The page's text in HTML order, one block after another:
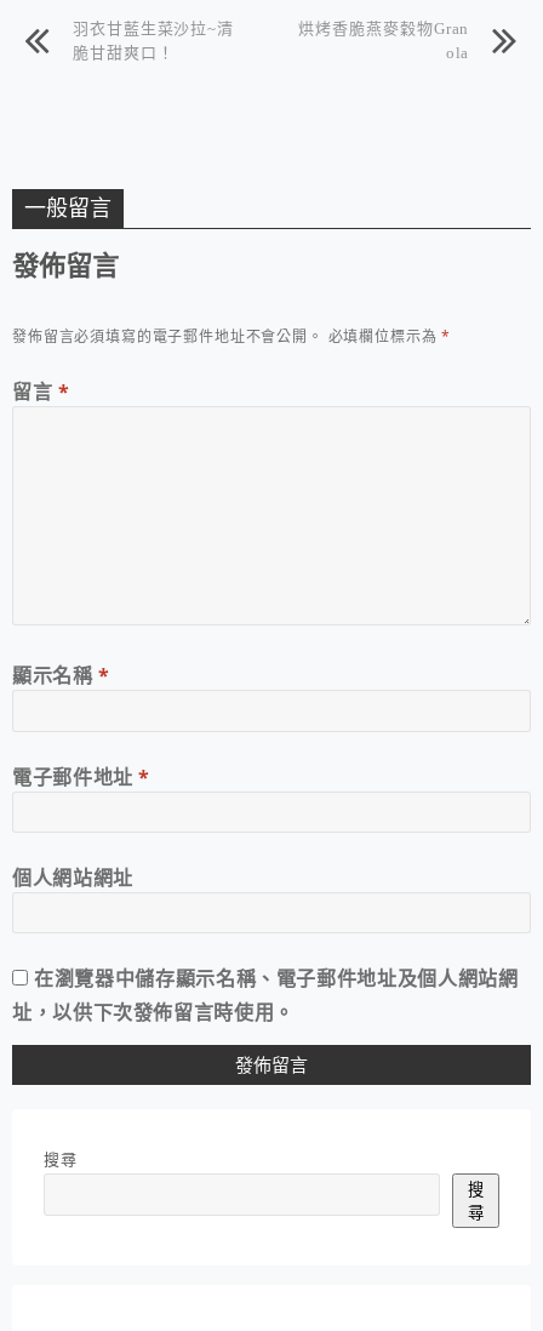
羽衣甘藍生菜沙拉~清
脆甘甜爽口！
烘烤香脆燕麥穀物Gran
ola
一般留言
發佈留言
發佈留言必須填寫的電子郵件地址不會公開。 必填欄位標示為*
留言 *
顯示名稱*
電子郵件地址*
個人網站網址
在瀏覽器中儲存顯示名稱、電子郵件地址及個人網站網
址，以供下次發佈留言時使用。
搜尋
搜
尋